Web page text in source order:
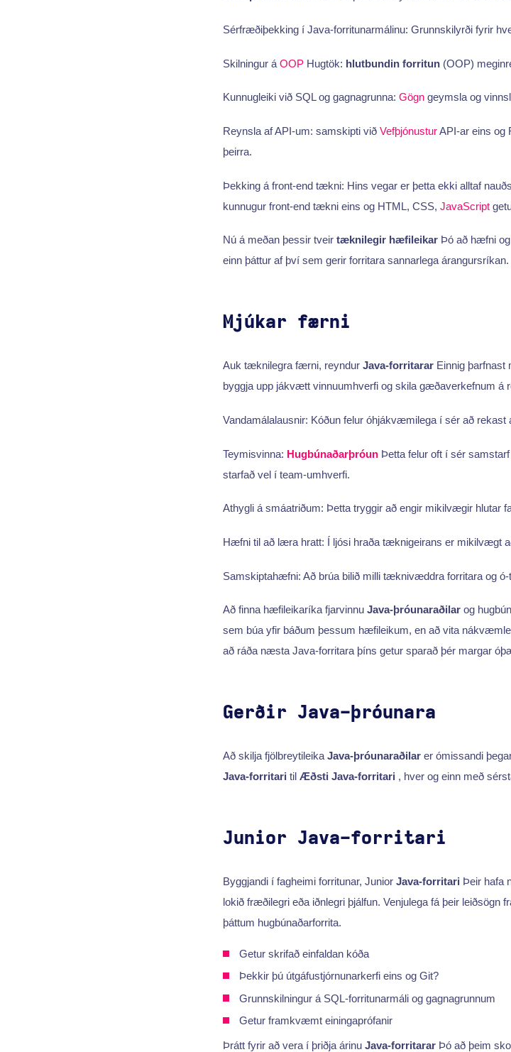
Sérfræðiþekking í Java-forritunarmálinu: Grunnskilyrði fyrir
Skilningur á OOPHugtök: hlutbundin forritun(OOP)
Kunnugleiki við SQL og gagnagrunna: Gögngeymsla og
Reynsla af API-um: samskipti við VefþjónusturAPI-ar eins og
þeirra.
Þekking á front-end tækni: Hins vegar er þetta ekki alltaf
kunnugur front-end tækni eins og HTML, CSS, JavaScript
Nú á meðan þessir tveir tæknilegir hæfileikarÞó að hæfni og
einn þáttur af því sem gerir forritara sannarlega árangursríkan.
Mjúkar færni
Auk tæknilegra færni, reyndur Java-forritarar Einnig þarfnast
byggja upp jákvætt vinnuumhverfi og skila gæðaverkefnum á
Vandamálalausnir: Kóðun felur óhjákvæmilega í sér að
Teymisvinna: HugbúnaðarþróunÞetta felur oft í sér samstarf
starfað vel í team-umhverfi.
Athygli á smáatriðum: Þetta tryggir að engir mikilvægir hlutar
Hæfni til að læra hratt: Í ljósi hraða tæknigeirans er mikilvægt
Samskiptahæfni: Að brúa bilið milli tæknivæddra forritara og
Að finna hæfileikaríka fjarvinnu Java-þróunaraðilar og
sem búa yfir báðum þessum hæfileikum, en að vita
að ráða næsta Java-forritara þíns getur sparað þér margar
Gerðir Java-þróunara
Að skilja fjölbreytileika Java-þróunaraðilar er ómissandi
Java-forritari til Æðsti Java-forritari , hver og einn með
Junior Java-forritari
Byggjandi í fagheimi forritunar, Junior Java-forritari Þeir hafa
lokið fræðilegri eða iðnlegri þjálfun. Venjulega fá þeir
þáttum hugbúnaðarforrita.
Getur skrifað einfaldan kóða
Þekkir þú útgáfustjórnunarkerfi eins og Git?
Grunnskilningur á SQL-forritunarmáli og gagnagrunnum
Getur framkvæmt einingaprófanir
Þrátt fyrir að vera í þriðja árinu Java-forritarar Þó að þeim